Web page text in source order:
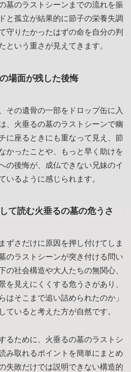
墓のラストシーンまでの流れを振
と孤立が結果的に節子の栄養失調
守りたかったはずの命を自分の判
という重さが見えてきます。
場面が残した後悔
その遺骨の一部をドロップ缶に入
、火垂るの墓のラストシーンで幽
に座るときにも重なって見え、節
かったことや、もっと早く助けを
の後悔が、成仏できない兄妹のイ
いるように感じられます。
て読む火垂るの墓の危うさ
ずさだけに原因を押し付けてしま
のラストシーンが突き付ける問い
の社会構造や大人たちの無関心、
を見えにくくする危うさがあり、
はそこまで追い詰められたのか」
ていると考えた方が自然です。
るために、火垂るの墓のラストシ
み取れるポイントを簡単にまとめ
失敗だけでは説明できない構造的